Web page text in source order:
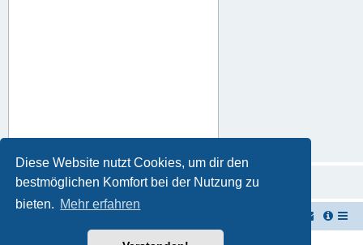
Diese Website nutzt Cookies, um dir den
bestmöglichen Komfort bei der Nutzung zu
bieten. Mehr erfahren